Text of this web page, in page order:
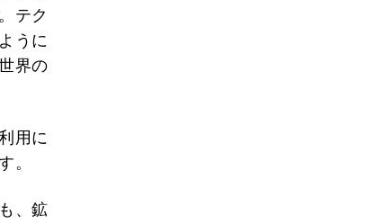
テク
うに
界の
用に
。
、鉱